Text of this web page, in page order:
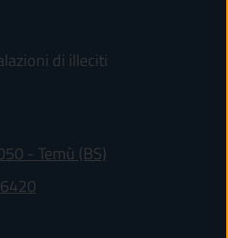
di illeciti
- Temù (BS)